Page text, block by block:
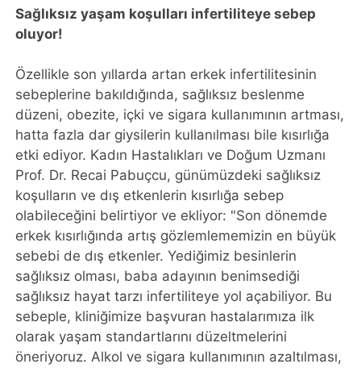
Sağlıksız yaşam koşulları infertiliteye sebep
oluyor!
Özellikle son yıllarda artan erkek infertilitesinin
sebeplerine bakıldığında, sağlıksız beslenme
düzeni, obezite, içki ve sigara kullanımının artması,
hatta fazla dar giysilerin kullanılması bile kısırlığa
etki ediyor. Kadın Hastalıkları ve Doğum Uzmanı
Prof. Dr. Recai Pabuçcu, günümüzdeki sağlıksız
koşulların ve dış etkenlerin kısırlığa sebep
olabileceğini belirtiyor ve ekliyor: "Son dönemde
erkek kısırlığında artış gözlemlememizin en büyük
sebebi de dış etkenler. Yediğimiz besinlerin
sağlıksız olması, baba adayının benimsediği
sağlıksız hayat tarzı infertiliteye yol açabiliyor. Bu
sebeple, kliniğimize başvuran hastalarımıza ilk
olarak yaşam standartlarını düzeltmelerini
öneriyoruz. Alkol ve sigara kullanımının azaltılması,